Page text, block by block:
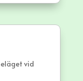
–
vid